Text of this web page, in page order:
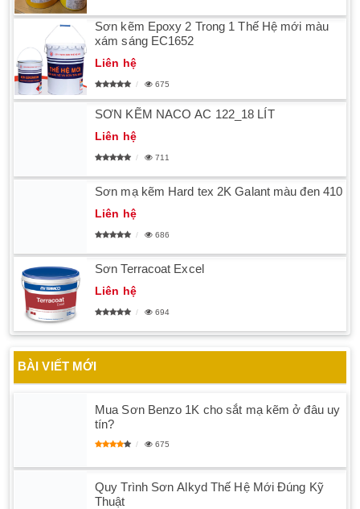
Sơn kẽm Epoxy 2 Trong 1 Thế Hệ mới màu
xám sáng EC1652
Liên hệ
675
SƠN KẼM NACO AC 122_18 LÍT
Liên hệ
711
Sơn mạ kẽm Hard tex 2K Galant màu đen 410
Liên hệ
686
Sơn Terracoat Excel
Liên hệ
694
BÀI VIẾT MỚI
Mua Sơn Benzo 1K cho sắt mạ kẽm ở đâu uy
tín?
675
Quy Trình Sơn Alkyd Thế Hệ Mới Đúng Kỹ
Thuật